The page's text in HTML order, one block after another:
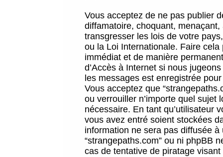
Vous acceptez de ne pas publier
diffamatoire, choquant,
transgresser les lois de votre
ou la Loi Internationale. Faire
immédiat et de manière
d’Accès à Internet si nous
les messages est enregistrée
Vous acceptez que
ou verrouiller n’importe quel sujet
nécessaire. En tant qu’utilisateur
vous avez entré soient stockées
information ne sera pas diffusée
“strangepaths.com” ou ni phpBB
cas de tentative de piratage